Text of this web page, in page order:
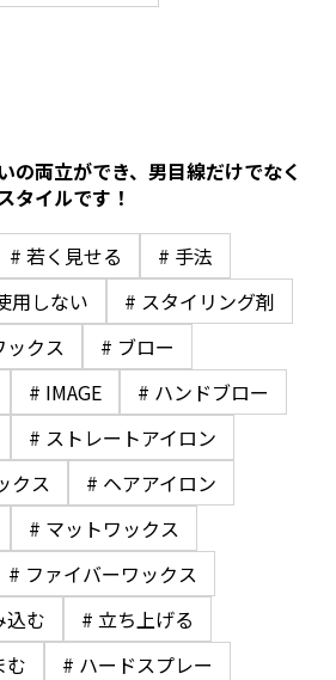
の両立ができ、男目線だけでなく
タイルです！
# 若く見せる
# 手法
用しない
# スタイリング剤
ックス
# ブロー
# IMAGE
# ハンドブロー
# ストレートアイロン
クス
# ヘアアイロン
# マットワックス
# ファイバーワックス
込む
# 立ち上げる
む
# ハードスプレー